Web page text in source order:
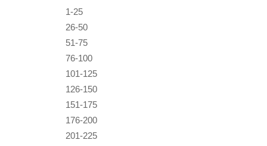
1-25
26-50
51-75
76-100
101-125
126-150
151-175
176-200
201-225